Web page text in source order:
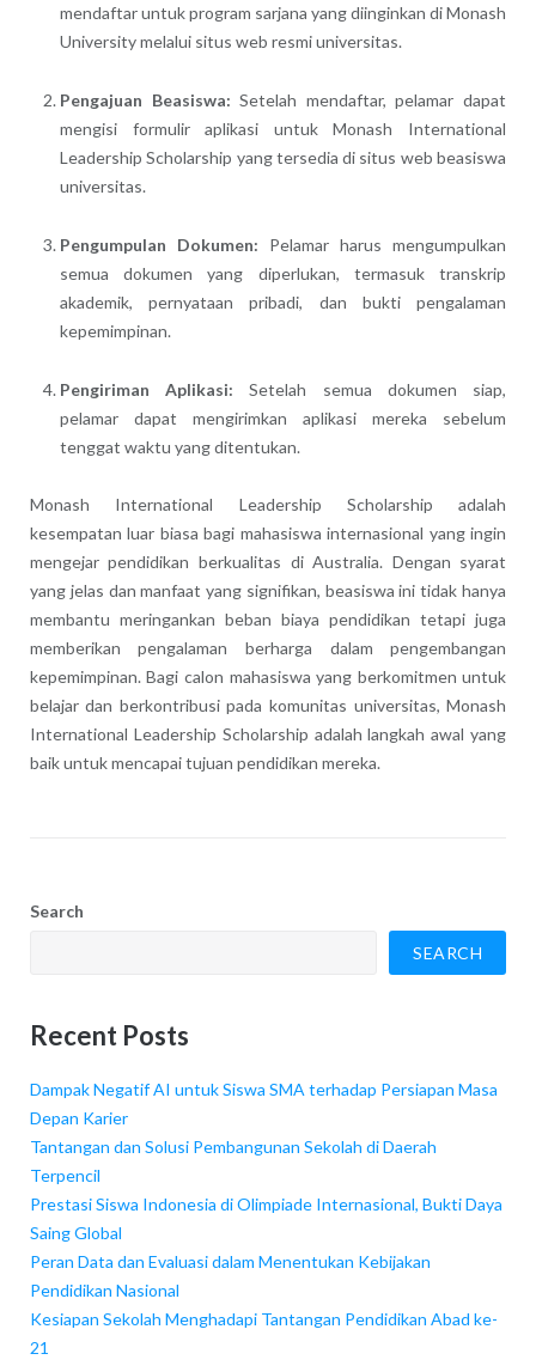
mendaftar untuk program sarjana yang diinginkan di Monash
University melalui situs web resmi universitas.
Pengajuan Beasiswa: Setelah mendaftar, pelamar dapat
mengisi formulir aplikasi untuk Monash International
Leadership Scholarship yang tersedia di situs web beasiswa
universitas.
Pengumpulan Dokumen: Pelamar harus mengumpulkan
semua dokumen yang diperlukan, termasuk transkrip
akademik, pernyataan pribadi, dan bukti pengalaman
kepemimpinan.
Pengiriman Aplikasi: Setelah semua dokumen siap,
pelamar dapat mengirimkan aplikasi mereka sebelum
tenggat waktu yang ditentukan.
Monash International Leadership Scholarship adalah
kesempatan luar biasa bagi mahasiswa internasional yang ingin
mengejar pendidikan berkualitas di Australia. Dengan syarat
yang jelas dan manfaat yang signifikan, beasiswa ini tidak hanya
membantu meringankan beban biaya pendidikan tetapi juga
memberikan pengalaman berharga dalam pengembangan
kepemimpinan. Bagi calon mahasiswa yang berkomitmen untuk
belajar dan berkontribusi pada komunitas universitas, Monash
International Leadership Scholarship adalah langkah awal yang
baik untuk mencapai tujuan pendidikan mereka.
Search
SEARCH
Recent Posts
Dampak Negatif AI untuk Siswa SMA terhadap Persiapan Masa
Depan Karier
Tantangan dan Solusi Pembangunan Sekolah di Daerah
Terpencil
Prestasi Siswa Indonesia di Olimpiade Internasional, Bukti Daya
Saing Global
Peran Data dan Evaluasi dalam Menentukan Kebijakan
Pendidikan Nasional
Kesiapan Sekolah Menghadapi Tantangan Pendidikan Abad ke-
21